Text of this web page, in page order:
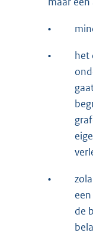
•
•
het
•
de